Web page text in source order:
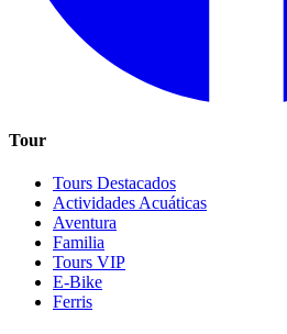
Tour
Tours Destacados
Actividades Acuáticas
Aventura
Familia
Tours VIP
E-Bike
Ferris